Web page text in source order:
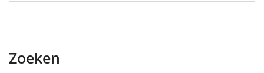
Zoeken